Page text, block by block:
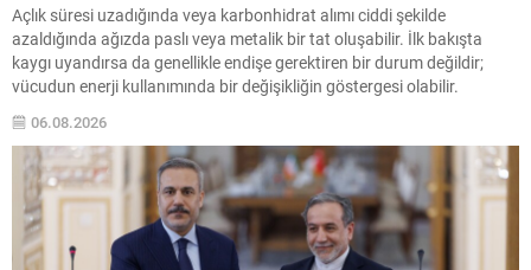
Açlık süresi uzadığında veya karbonhidrat alımı ciddi şekilde
azaldığında ağızda paslı veya metalik bir tat oluşabilir. İlk bakışta
kaygı uyandırsa da genellikle endişe gerektiren bir durum değildir;
vücudun enerji kullanımında bir değişikliğin göstergesi olabilir.
Normalde vücut enerjiyi karbonhidratlardan sağlar; ancak
karbonhidrat rezervleri azaldığında karaciğer alternatif bir yol devreye
sokar ve...
06.08.2026